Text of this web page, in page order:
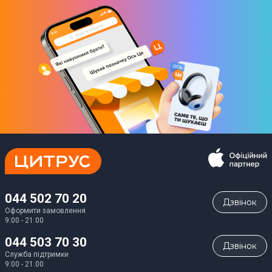
044 502 70 20
Оформити замовлення
9:00 - 21:00
Дзвiнок
044 503 70 30
Служба підтримки
9:00 - 21:00
Дзвiнок